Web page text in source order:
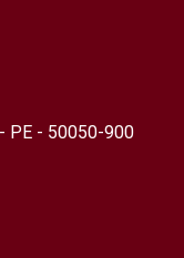
PE - 50050-900